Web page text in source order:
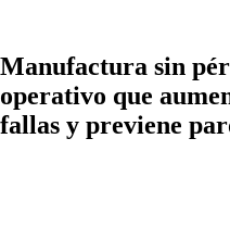
Manufactura sin
operativo que
fallas y previene